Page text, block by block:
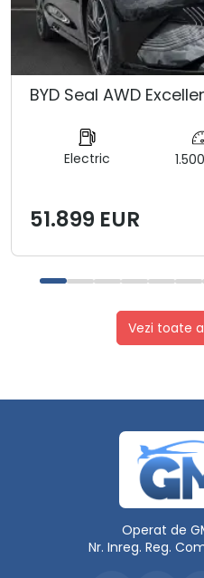
BYD Seal AWD
Electric
51.899 EUR
Vezi toate
Operat de
Nr. Inreg. Reg.